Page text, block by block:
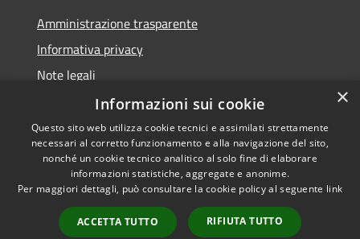
Amministrazione trasparente
Informativa privacy
Note legali
Dichiarazione di accessibilità
RSS
Accessibilità
Copyright © 2026 • Comune di
Alcamo • Powered by
Municipium•
Accesso
×
Informazioni sui cookie
Questo sito web utilizza cookie tecnici e assimilati strettamente
necessari al corretto funzionamento e alla navigazione del sito,
nonché un cookie tecnico analitico al solo fine di elaborare
informazioni statistiche, aggregate e anonime.
Per maggiori dettagli, può consultare la cookie policy al seguente link
ACCETTA TUTTO RIFIUTA TUTTO